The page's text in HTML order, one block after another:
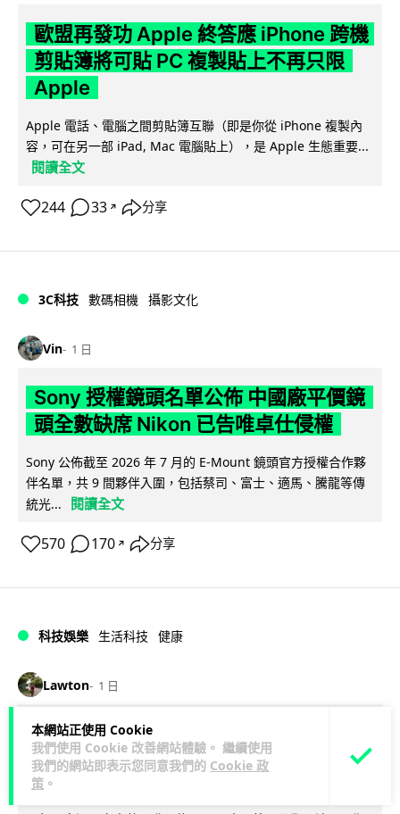
本網站正使用 Cookie
我們使用 Cookie 改善網站體驗。 繼續使用
我們的網站即表示您同意我們的 Cookie 政
策 。
歐盟再發功 Apple 終答應 iPhone 跨機
剪貼簿將可貼 PC 複製貼上不再只限
Apple
Apple 電話、電腦之間剪貼簿互聯（即是你從 iPhone 複製內
容，可在另一部 iPad, Mac 電腦貼上），是 Apple 生態重要...
閱讀全文
244 33 ↗ 分享
3C科技 數碼相機 攝影文化
Vin 1 日
Sony 授權鏡頭名單公佈 中國廠平價鏡
頭全數缺席 Nikon 已告唯卓仕侵權
Sony 公佈截至 2026 年 7 月的 E-Mount 鏡頭官方授權合作夥
伴名單，共 9 間夥伴入圍，包括蔡司、富士、適馬、騰龍等傳
統光...
閱讀全文
570 170 ↗ 分享
科技娛樂 生活科技 健康
Lawton 1 日
室內空氣 40 度暑熱難耐 德國空調普及
率僅 3% 大眾繼續忍的最大原因